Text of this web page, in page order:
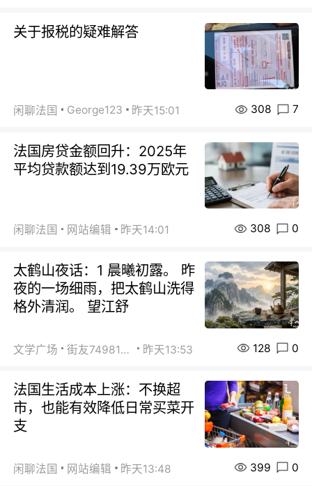
关于报税的疑难解答
闲聊法国 George123 昨天15:01 308 7
法国房贷金额回升：2025年
平均贷款额达到19.39万欧元
闲聊法国 网站编辑 昨天14:01 308 0
太鹤山夜话：1 晨曦初露。 昨
夜的一场细雨，把太鹤山洗得
格外清润。 望江舒
文学广场 街友74981146 昨天13:53 128 0
法国生活成本上涨：不换超
市，也能有效降低日常买菜开
支
闲聊法国 网站编辑 昨天13:48 399 0